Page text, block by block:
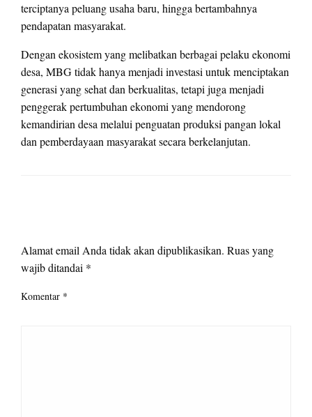
terciptanya peluang usaha baru, hingga bertambahnya
pendapatan masyarakat.
Dengan ekosistem yang melibatkan berbagai pelaku ekonomi
desa, MBG tidak hanya menjadi investasi untuk menciptakan
generasi yang sehat dan berkualitas, tetapi juga menjadi
penggerak pertumbuhan ekonomi yang mendorong
kemandirian desa melalui penguatan produksi pangan lokal
dan pemberdayaan masyarakat secara berkelanjutan.
Alamat email Anda tidak akan dipublikasikan. Ruas yang
wajib ditandai *
Komentar *